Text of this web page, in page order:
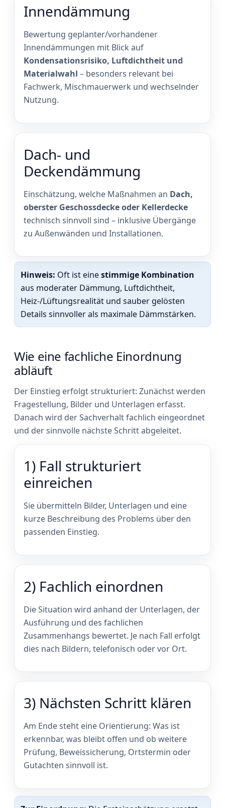
Innendämmung
Bewertung geplanter/vorhandener
Innendämmungen mit Blick auf
Kondensationsrisiko, Luftdichtheit und
Materialwahl – besonders relevant bei
Fachwerk, Mischmauerwerk und wechselnder
Nutzung.
Dach- und
Deckendämmung
Einschätzung, welche Maßnahmen an Dach,
oberster Geschossdecke oder Kellerdecke
technisch sinnvoll sind – inklusive Übergänge
zu Außenwänden und Installationen.
Hinweis: Oft ist einestimmige Kombination
aus moderater Dämmung, Luftdichtheit,
Heiz-/Lüftungsrealität und sauber gelösten
Details sinnvoller als maximale Dämmstärken.
Wie eine fachliche Einordnung
abläuft
Der Einstieg erfolgt strukturiert: Zunächst werden
Fragestellung, Bilder und Unterlagen erfasst.
Danach wird der Sachverhalt fachlich eingeordnet
und der sinnvolle nächste Schritt abgeleitet.
1) Fall strukturiert
einreichen
Sie übermitteln Bilder, Unterlagen und eine
kurze Beschreibung des Problems über den
passenden Einstieg.
2) Fachlich einordnen
Die Situation wird anhand der Unterlagen, der
Ausführung und des fachlichen
Zusammenhangs bewertet. Je nach Fall erfolgt
dies nach Bildern, telefonisch oder vor Ort.
3) Nächsten Schritt klären
Am Ende steht eine Orientierung: Was ist
erkennbar, was bleibt offen und ob weitere
Prüfung, Beweissicherung, Ortstermin oder
Gutachten sinnvoll ist.